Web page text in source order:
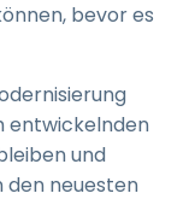
bevor es
entwickelnden
und
den neuesten